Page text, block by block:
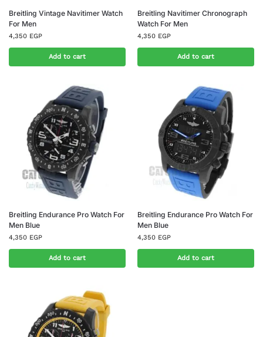
Breitling Vintage Navitimer Watch
For Men
4,350 EGP
Add to cart
Breitling Navitimer Chronograph
Watch For Men
4,350 EGP
Add to cart
Breitling Endurance Pro Watch For
Men Blue
4,350 EGP
Add to cart
Breitling Endurance Pro Watch For
Men Blue
4,350 EGP
Add to cart